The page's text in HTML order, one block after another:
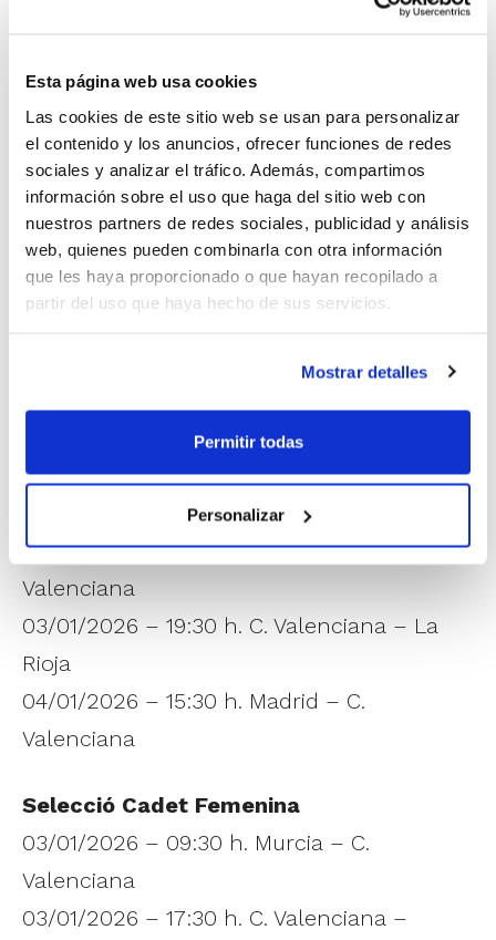
Esta página web usa cookies
Las cookies de este sitio web se usan para personalizar
el contenido y los anuncios, ofrecer funciones de redes
sociales y analizar el tráfico. Además, compartimos
información sobre el uso que haga del sitio web con
nuestros partners de redes sociales, publicidad y análisis
web, quienes pueden combinarla con otra información
que les haya proporcionado o que hayan recopilado a
partir del uso que haya hecho de sus servicios.
Mostrar detalles
Permitir todas
Personalizar
Calendario de partidos de la Fase de
Selecció Cadet Masculina
03/01/2026 – 11:30 h. Cantabria – C.
Valenciana
03/01/2026 – 19:30 h. C. Valenciana – La
Rioja
04/01/2026 – 15:30 h. Madrid – C.
Valenciana
Selecció Cadet Femenina
03/01/2026 – 09:30 h. Murcia – C.
Valenciana
03/01/2026 – 17:30 h. C. Valenciana –